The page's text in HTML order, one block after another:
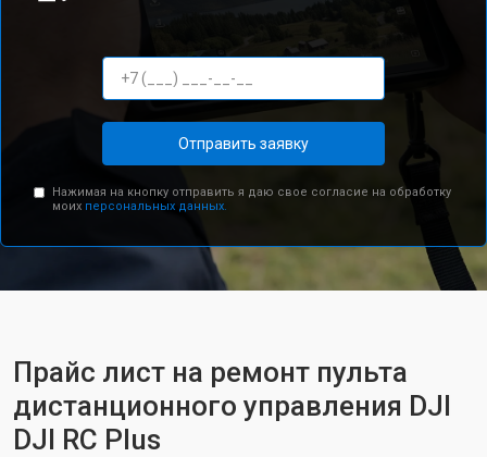
Отправить заявку
Нажимая на кнопку отправить я даю свое согласие на обработку
моих персональных данных.
Прайс лист на ремонт пульта
дистанционного управления DJI
DJI RC Plus